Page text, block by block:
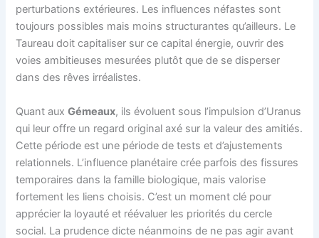
perturbations extérieures. Les influences néfastes sont
toujours possibles mais moins structurantes qu’ailleurs. Le
Taureau doit capitaliser sur ce capital énergie, ouvrir des
voies ambitieuses mesurées plutôt que de se disperser
dans des rêves irréalistes.
Quant auxGémeaux, ils évoluent sous l’impulsion d’Uranus
qui leur offre un regard original axé sur la valeur des amitiés.
Cette période est une période de tests et d’ajustements
relationnels. L’influence planétaire crée parfois des fissures
temporaires dans la famille biologique, mais valorise
fortement les liens choisis. C’est un moment clé pour
apprécier la loyauté et réévaluer les priorités du cercle
social. La prudence dicte néanmoins de ne pas agir avant